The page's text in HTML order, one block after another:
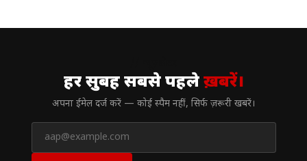
हर सुबह सबसे पहलेख़बरें।
अपना ईमेल दर्ज करें — कोई स्पैम नहीं, सिर्फ ज़रूरी खबरें।